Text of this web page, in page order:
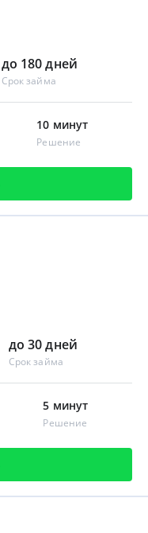
до 180 дней
Срок займа
10 минут
Решение
до 30 дней
Срок займа
5 минут
Решение